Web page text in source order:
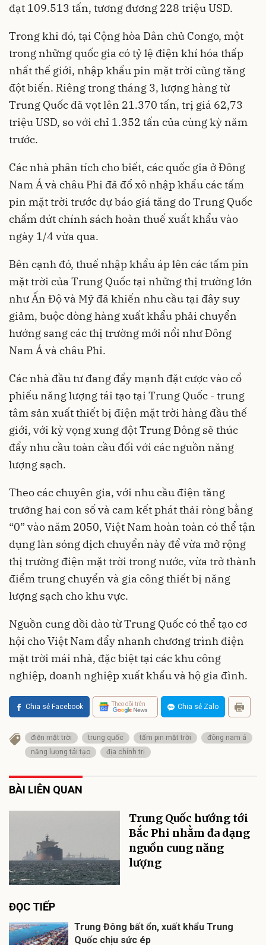
đạt 109.513 tấn, tương đương 228 triệu USD.
Trong khi đó, tại Cộng hòa Dân chủ Congo, một
trong những quốc gia có tỷ lệ điện khí hóa thấp
nhất thế giới, nhập khẩu pin mặt trời cũng tăng
đột biến. Riêng trong tháng 3, lượng hàng từ
Trung Quốc đã vọt lên 21.370 tấn, trị giá 62,73
triệu USD, so với chỉ 1.352 tấn của cùng kỳ năm
trước.
Các nhà phân tích cho biết, các quốc gia ở Đông
Nam Á và châu Phi đã đổ xô nhập khẩu các tấm
pin mặt trời trước dự báo giá tăng do Trung Quốc
chấm dứt chính sách hoàn thuế xuất khẩu vào
ngày 1/4 vừa qua.
Bên cạnh đó, thuế nhập khẩu áp lên các tấm pin
mặt trời của Trung Quốc tại những thị trường lớn
như Ấn Độ và Mỹ đã khiến nhu cầu tại đây suy
giảm, buộc dòng hàng xuất khẩu phải chuyển
hướng sang các thị trường mới nổi như Đông
Nam Á và châu Phi.
Các nhà đầu tư đang đẩy mạnh đặt cược vào cổ
phiếu năng lượng tái tạo tại Trung Quốc - trung
tâm sản xuất thiết bị điện mặt trời hàng đầu thế
giới, với kỳ vọng xung đột Trung Đông sẽ thúc
đẩy nhu cầu toàn cầu đối với các nguồn năng
lượng sạch.
Theo các chuyên gia, với nhu cầu điện tăng
trưởng hai con số và cam kết phát thải ròng bằng
“0” vào năm 2050, Việt Nam hoàn toàn có thể tận
dụng làn sóng dịch chuyển này để vừa mở rộng
thị trường điện mặt trời trong nước, vừa trở thành
điểm trung chuyển và gia công thiết bị năng
lượng sạch cho khu vực.
Nguồn cung dồi dào từ Trung Quốc có thể tạo cơ
hội cho Việt Nam đẩy nhanh chương trình điện
mặt trời mái nhà, đặc biệt tại các khu công
nghiệp, doanh nghiệp xuất khẩu và hộ gia đình.
Chia sẻ Facebook Theo dõi trên Chia sẻ Zalo
điện mặt trời trung quốc tấm pin mặt trời
đông nam á
năng lượng tái tạo
địa chính trị
BÀI LIÊN QUAN
Trung Quốc hướng tới
Bắc Phi nhằm đa dạng
nguồn cung năng
lượng
ĐỌC TIẾP
Trung Đông bất ổn, xuất khẩu Trung
Quốc chịu sức ép